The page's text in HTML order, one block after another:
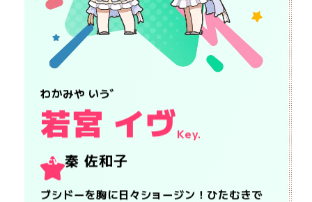
わかみや いゔ
若宮 イヴKey.
CV 秦 佐和子
ブシドーを胸に日々ショージン！ひたむきで